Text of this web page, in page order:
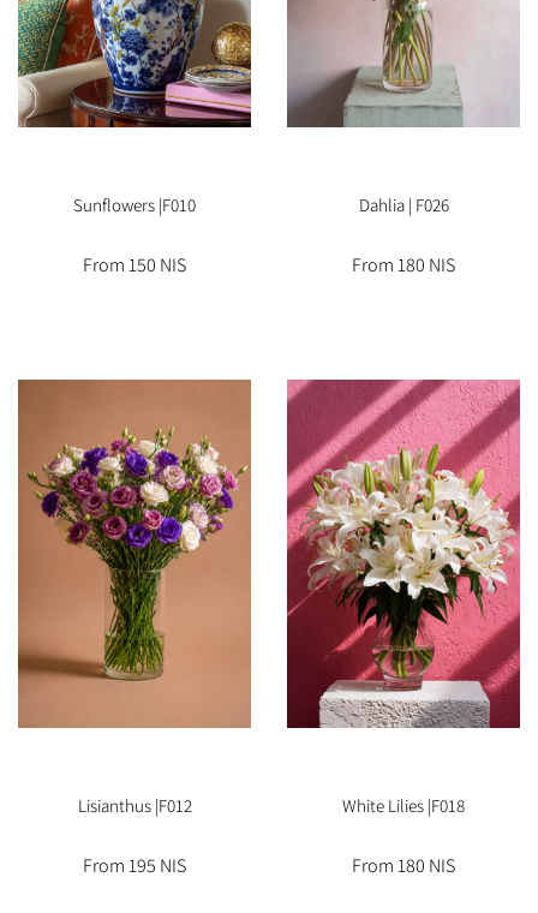
Dahlia | F026
From 180 NIS
Sunflowers |F010
From 150 NIS
White Lilies |F018
From 180 NIS
Lisianthus |F012
From 195 NIS